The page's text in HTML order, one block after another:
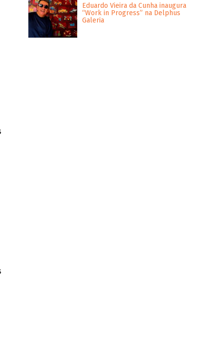
Eduardo Vieira da Cunha inaugura
“Work in Progress” na Delphus
Galeria